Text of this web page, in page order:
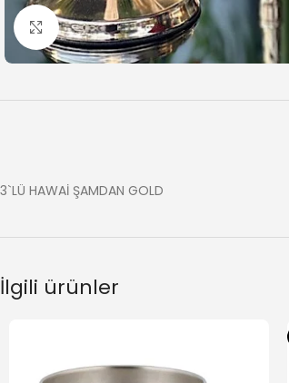
Büyütmek için tıklayın
3`LÜ HAWAİ ŞAMDAN GOLD
İlgili ürünler